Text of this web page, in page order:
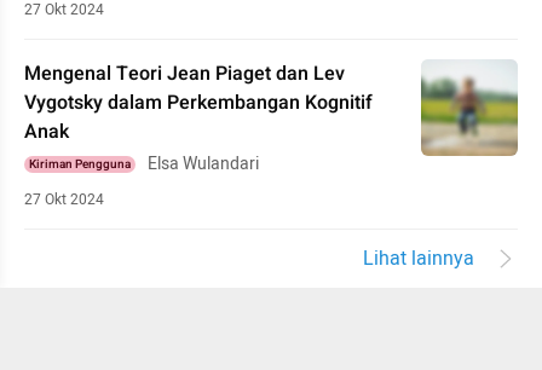
27 Okt 2024
Mengenal Teori Jean Piaget dan Lev
Vygotsky dalam Perkembangan Kognitif
Anak
Kiriman Pengguna Elsa Wulandari
27 Okt 2024
Lihat lainnya